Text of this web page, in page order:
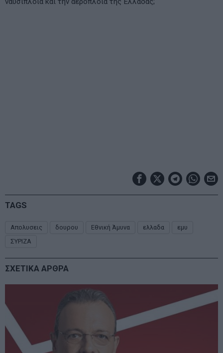
TAGS
Απολυσεις δουρου Εθνική Άμυνα ελλαδα
εμυ
ΣΥΡΙΖΑ
ΣΧΕΤΙΚΑ ΑΡΘΡΑ